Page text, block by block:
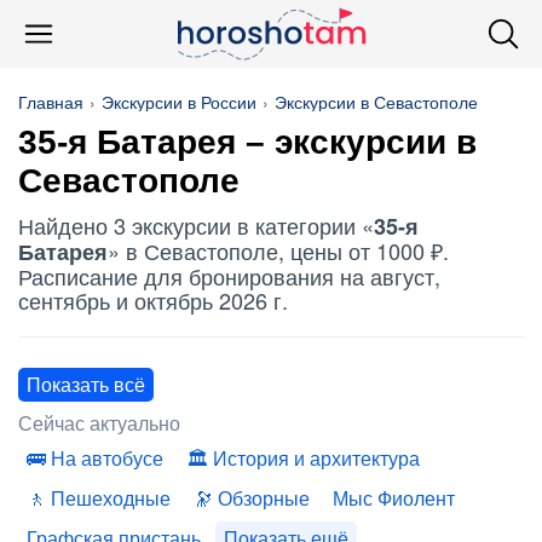
Главная Экскурсии в России Экскурсии в Севастополе
35-я Батарея – экскурсии в
Севастополе
Найдено 3 экскурсии в категории «35-я
Батарея» в Севастополе, цены от 1000 ₽.
Расписание для бронирования на август,
сентябрь и октябрь 2026 г.
Показать всё
Сейчас актуально
На автобусе
История и архитектура
Пешеходные
Обзорные
Мыс Фиолент